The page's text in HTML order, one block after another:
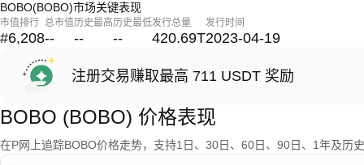
BOBO(BOBO)市场关键表现
市值排行
#6,208
总市值
--
历史最高
--
历史最低
--
发行总量
420.69T
发行时间
2023-04-19
注册交易赚取最高 711 USDT 奖励
BOBO (BOBO) 价格表现
在P网上追踪BOBO价格走势，支持1日、30日、60日、90日、1年及历